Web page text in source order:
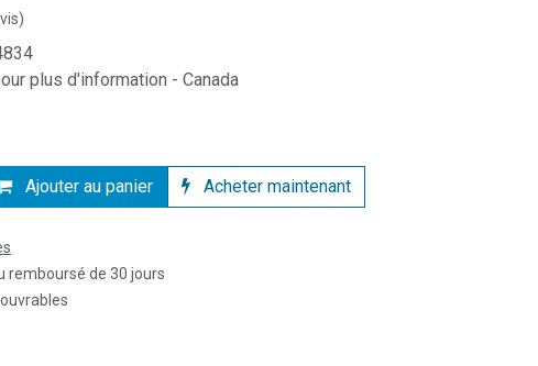
plus d'information - Canada
Ajouter au panier Acheter maintenant
remboursé de 30 jours